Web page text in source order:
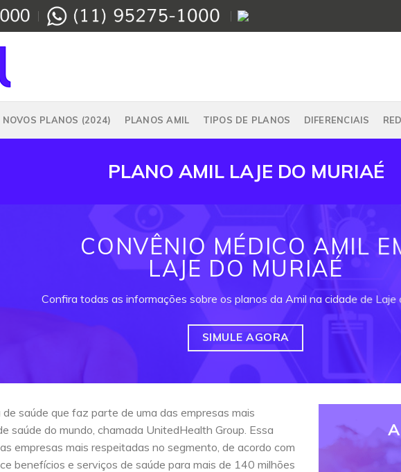
NOVOS PLANOS (2024) PLANOS AMIL TIPOS DE PLANOS DIFERENCIAIS
PLANO AMIL LAJE DO MURIAÉ
CONVÊNIO MÉDICO AMIL
LAJE DO MURIAÉ
Confira todas as informações sobre os planos da Amil na cidade de Laje
SIMULE AGORA
saúde que faz parte de uma das empresas mais
saúde do mundo, chamada UnitedHealth Group. Essa
empresas mais respeitadas no segmento, de acordo com
benefícios e serviços de saúde para mais de 140 milhões